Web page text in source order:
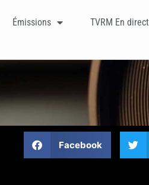
Émissions TVRM En direct
Facebook